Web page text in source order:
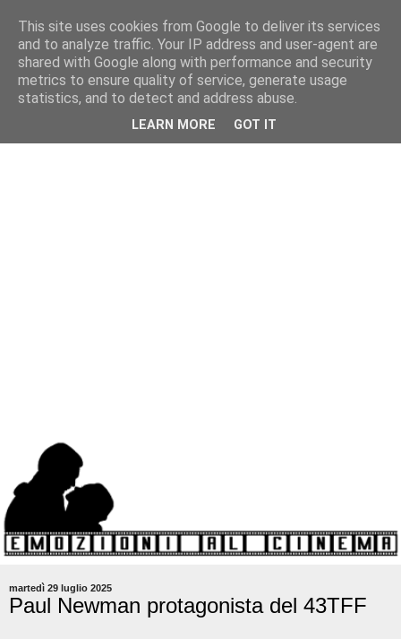
martedì 29 luglio 2025
Paul Newman protagonista del 43TFF
This site uses cookies from Google to deliver its services
and to analyze traffic. Your IP address and user-agent are
shared with Google along with performance and security
metrics to ensure quality of service, generate usage
statistics, and to detect and address abuse.
LEARN MORE GOT IT